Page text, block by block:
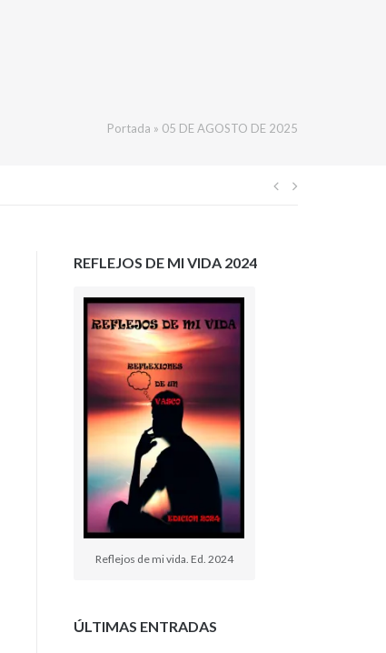
Portada » 05 DE AGOSTO DE 2025
Navegación
REFLEJOS DE MI VIDA 2024
Reflejos de mi vida. Ed. 2024
ÚLTIMAS ENTRADAS